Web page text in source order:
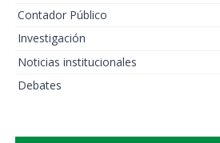
Contador Público
Investigación
Noticias institucionales
Debates